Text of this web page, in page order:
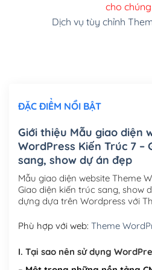
Cài đặt SMTP Mail cho
Mua thêm Host + Tên miền
Tên miền quốc tế .com .net
Tên miền Việt Nam .vn (1
Hosting 2GB SSD (1 năm)
Hosting 3GB SSD (1 năm)
Hosting 5GB SSD (1 năm)
cho
Dịch vụ tùy chỉnh
ĐẶC ĐIỂM NỔI BẬT
Giới thiệu Mẫu giao diện
WordPress Kiến Trúc 7 –
sang, show dự án đẹp
Mẫu giao diện website Theme
Giao diện kiến trúc sang, show
dựng dựa trên Wordpress với
Phù hợp với web: Theme
I. Tại sao nên sử dụng